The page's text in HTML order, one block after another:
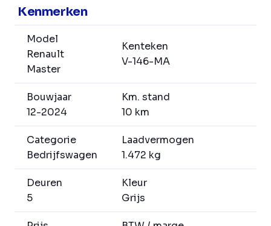
Kenmerken
Model
Renault
Master
Kenteken
V-146-MA
Bouwjaar
12-2024
Km. stand
10 km
Categorie
Bedrijfswagen
Laadvermogen
1.472 kg
Deuren
5
Kleur
Grijs